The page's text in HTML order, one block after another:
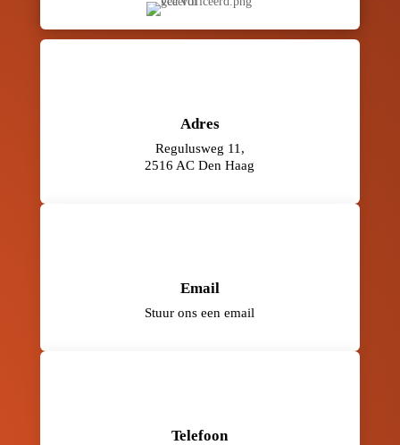
Adres
Regulusweg 11,
2516 AC Den Haag
Email
Stuur ons een email
Telefoon